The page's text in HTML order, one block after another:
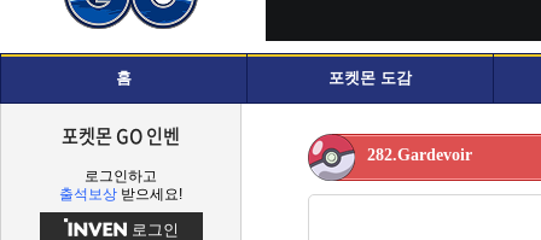
홈 포켓몬 도감
포켓몬 GO 인벤
로그인하고
출석보상 받으세요!
로그인
282.Gardevoir